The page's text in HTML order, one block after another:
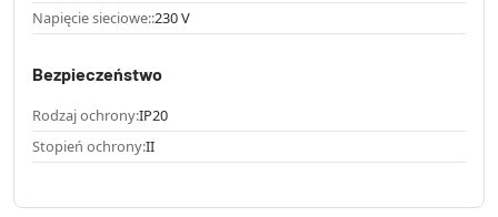
Napięcie sieciowe::230 V
Bezpieczeństwo
Rodzaj ochrony:IP20
Stopień ochrony:II